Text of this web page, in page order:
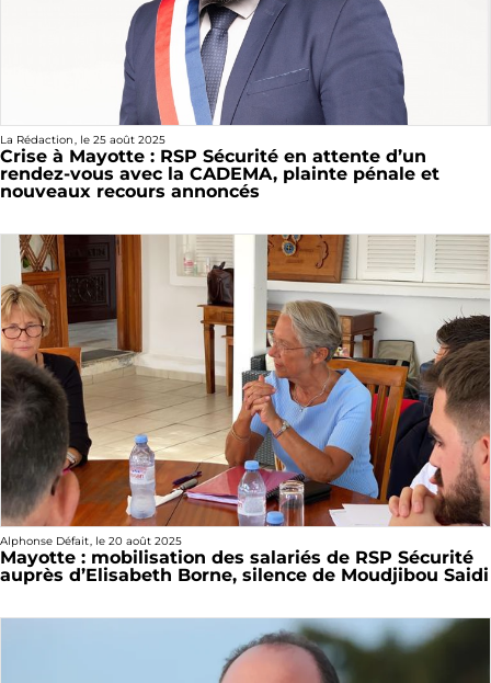
La Rédaction, le 25 août 2025
Crise à Mayotte : RSP Sécurité en attente d’un
rendez-vous avec la CADEMA, plainte pénale et
nouveaux recours annoncés
Alphonse Défait, le 20 août 2025
Mayotte : mobilisation des salariés de RSP Sécurité
auprès d’Elisabeth Borne, silence de Moudjibou Saidi